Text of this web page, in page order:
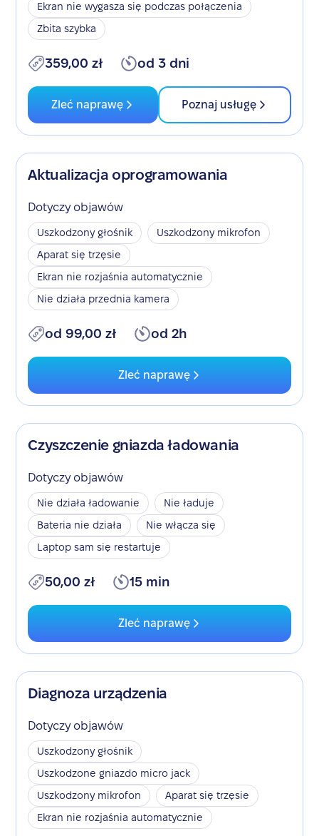
Ekran nie wygasza się podczas połączenia
Zbita szybka
359,00 zł od 3 dni
Zleć naprawę Poznaj usługę
Aktualizacja oprogramowania
Dotyczy objawów
Uszkodzony głośnik
Uszkodzony mikrofon
Aparat się trzęsie
Ekran nie rozjaśnia automatycznie
Nie działa przednia kamera
od 99,00 zł od 2h
Zleć naprawę
Czyszczenie gniazda ładowania
Dotyczy objawów
Nie działa ładowanie
Nie ładuje
Bateria nie działa
Nie włącza się
Laptop sam się restartuje
50,00 zł 15 min
Zleć naprawę
Diagnoza urządzenia
Dotyczy objawów
Uszkodzony głośnik
Uszkodzone gniazdo micro jack
Uszkodzony mikrofon
Aparat się trzęsie
Ekran nie rozjaśnia automatycznie